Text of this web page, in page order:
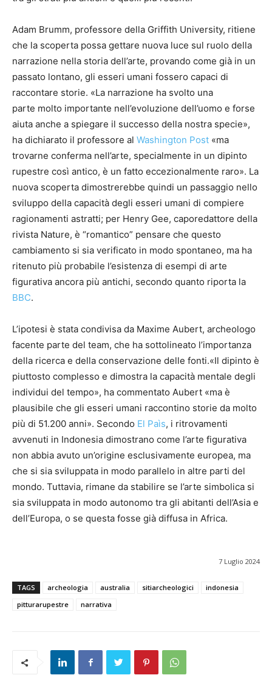
Adam Brumm, professore della Griffith University, ritiene
che la scoperta possa gettare nuova luce sul ruolo della
narrazione nella storia dell’arte, provando come già in un
passato lontano, gli esseri umani fossero capaci di
raccontare storie. «La narrazione ha svolto una
parte molto importante nell’evoluzione dell’uomo e forse
aiuta anche a spiegare il successo della nostra specie»,
ha dichiarato il professore al Washington Post «ma
trovarne conferma nell’arte, specialmente in un dipinto
rupestre così antico, è un fatto eccezionalmente raro». La
nuova scoperta dimostrerebbe quindi un passaggio nello
sviluppo della capacità degli esseri umani di compiere
ragionamenti astratti; per Henry Gee, caporedattore della
rivista Nature, è “romantico” pensare che questo
cambiamento si sia verificato in modo spontaneo, ma ha
ritenuto più probabile l’esistenza di esempi di arte
figurativa ancora più antichi, secondo quanto riporta la
BBC.
L’ipotesi è stata condivisa da Maxime Aubert, archeologo
facente parte del team, che ha sottolineato l’importanza
della ricerca e della conservazione delle fonti.«Il dipinto è
piuttosto complesso e dimostra la capacità mentale degli
individui del tempo», ha commentato Aubert «ma è
plausibile che gli esseri umani raccontino storie da molto
più di 51.200 anni». Secondo El Paìs, i ritrovamenti
avvenuti in Indonesia dimostrano come l’arte figurativa
non abbia avuto un’origine esclusivamente europea, ma
che si sia sviluppata in modo parallelo in altre parti del
mondo. Tuttavia, rimane da stabilire se l’arte simbolica si
sia sviluppata in modo autonomo tra gli abitanti dell’Asia e
dell’Europa, o se questa fosse già diffusa in Africa.
7 Luglio 2024
TAGS archeologia australia sitiarcheologici
indonesia
pitturarupestre
narrativa